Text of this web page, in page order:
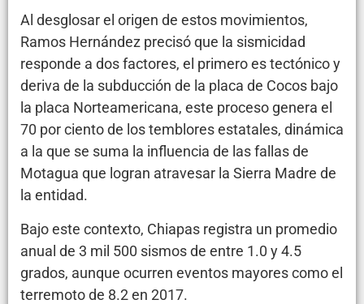
Al desglosar el origen de estos movimientos,
Ramos Hernández precisó que la sismicidad
responde a dos factores, el primero es tectónico y
deriva de la subducción de la placa de Cocos bajo
la placa Norteamericana, este proceso genera el
70 por ciento de los temblores estatales, dinámica
a la que se suma la influencia de las fallas de
Motagua que logran atravesar la Sierra Madre de
la entidad.
Bajo este contexto, Chiapas registra un promedio
anual de 3 mil 500 sismos de entre 1.0 y 4.5
grados, aunque ocurren eventos mayores como el
terremoto de 8.2 en 2017.